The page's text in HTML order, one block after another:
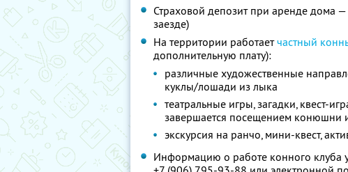
Страховой депозит при аренде дома
заезде)
На территории работаетчастный
дополнительную плату):
различные художественные
куклы/лошади из лыка
театральные игры, загадки, квест-
завершается посещением конюшни
экскурсия на ранчо, мини-квест,
Информацию о работе конного клуба